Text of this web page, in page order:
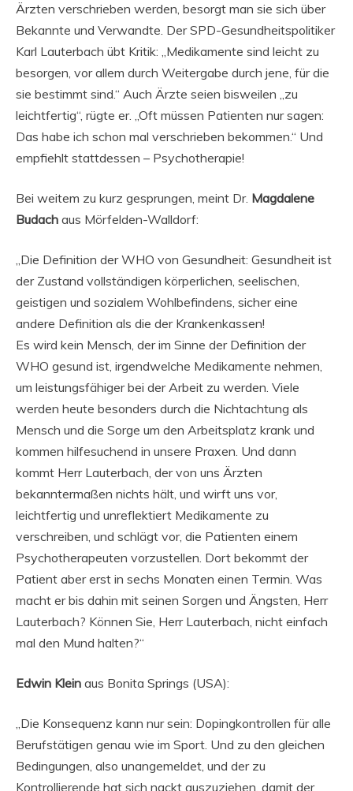
Ärzten verschrieben werden, besorgt man sie sich über
Bekannte und Verwandte. Der SPD-Gesundheitspolitiker
Karl Lauterbach übt Kritik: „Medikamente sind leicht zu
besorgen, vor allem durch Weitergabe durch jene, für die
sie bestimmt sind.“ Auch Ärzte seien bisweilen „zu
leichtfertig“, rügte er. „Oft müssen Patienten nur sagen:
Das habe ich schon mal verschrieben bekommen.“ Und
empfiehlt stattdessen – Psychotherapie!
Bei weitem zu kurz gesprungen, meint Dr. Magdalene
Budach aus Mörfelden-Walldorf:
„Die Definition der WHO von Gesundheit: Gesundheit ist
der Zustand vollständigen körperlichen, seelischen,
geistigen und sozialem Wohlbefindens, sicher eine
andere Definition als die der Krankenkassen!
Es wird kein Mensch, der im Sinne der Definition der
WHO gesund ist, irgendwelche Medikamente nehmen,
um leistungsfähiger bei der Arbeit zu werden. Viele
werden heute besonders durch die Nichtachtung als
Mensch und die Sorge um den Arbeitsplatz krank und
kommen hilfesuchend in unsere Praxen. Und dann
kommt Herr Lauterbach, der von uns Ärzten
bekanntermaßen nichts hält, und wirft uns vor,
leichtfertig und unreflektiert Medikamente zu
verschreiben, und schlägt vor, die Patienten einem
Psychotherapeuten vorzustellen. Dort bekommt der
Patient aber erst in sechs Monaten einen Termin. Was
macht er bis dahin mit seinen Sorgen und Ängsten, Herr
Lauterbach? Können Sie, Herr Lauterbach, nicht einfach
mal den Mund halten?“
Edwin Klein aus Bonita Springs (USA):
„Die Konsequenz kann nur sein: Dopingkontrollen für alle
Berufstätigen genau wie im Sport. Und zu den gleichen
Bedingungen, also unangemeldet, und der zu
Kontrollierende hat sich nackt auszuziehen, damit der